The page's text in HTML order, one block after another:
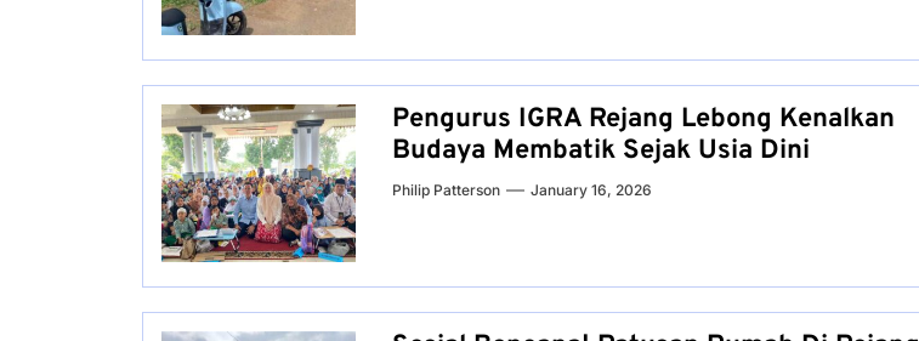
Pengurus IGRA Rejang Lebong Kenalkan
Budaya Membatik Sejak Usia Dini
Philip Patterson January 16, 2026